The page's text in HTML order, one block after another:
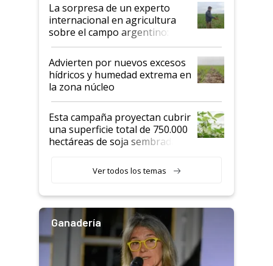
La sorpresa de un experto
internacional en agricultura
sobre el campo argentino:
"Estoy muy impresionado"
Advierten por nuevos excesos
hídricos y humedad extrema en
la zona núcleo
Esta campaña proyectan cubrir
una superficie total de 750.000
hectáreas de soja sembradas
variedades que marcan un
salto tecnológico en genética y
Ver todos los temas
Ganadería